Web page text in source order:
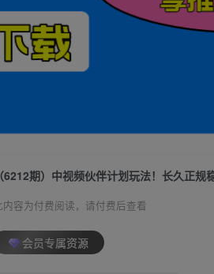
内容为付费阅读，请付费后查看
会员专属资源